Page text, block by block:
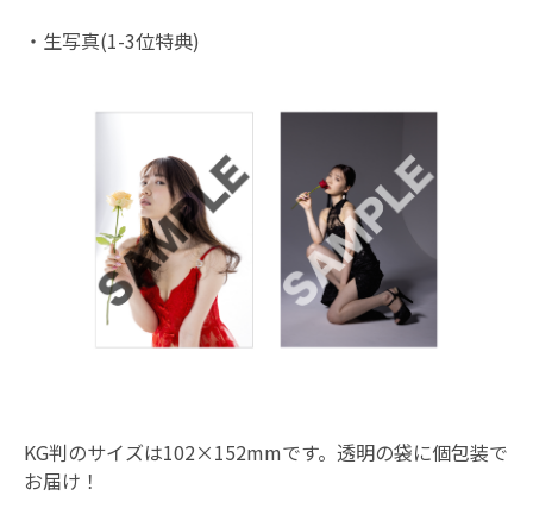
・生写真(1-3位特典)
KG判のサイズは102×152mmです。透明の袋に個包装で
お届け！